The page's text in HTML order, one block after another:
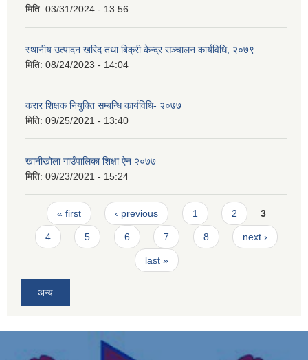
मिति: 03/31/2024 - 13:56
स्थानीय उत्पादन खरिद तथा बिक्री केन्द्र सञ्चालन कार्यविधि, २०७९
मिति: 08/24/2023 - 14:04
करार शिक्षक नियुक्ति सम्बन्धि कार्यविधि- २०७७
मिति: 09/25/2021 - 13:40
खानीखोला गाउँपालिका शिक्षा ऐन २०७७
मिति: 09/23/2021 - 15:24
Pages
« first ‹ previous 1 2 3
4 5 6 7 8 next ›
last »
अन्य